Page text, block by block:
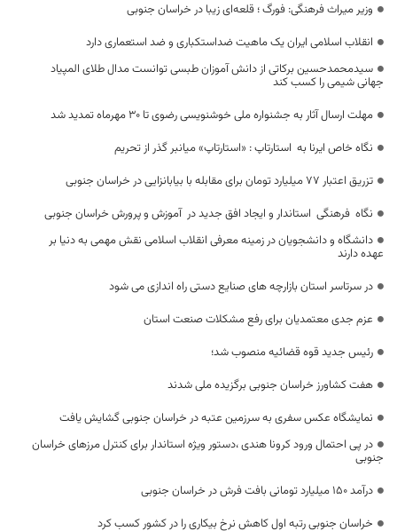
وزیر میراث فرهنگی: فورگ ؛ قلعه‌ای زیبا در خراسان جنوبی
انقلاب اسلامی ایران یک ماهیت ضداستکباری و ضد استعماری دارد
سیدمحمدحسین برکاتی از دانش آموزان طبسی توانست مدال طلای المپیاد
جهانی شیمی را کسب کند
مهلت ارسال آثار به جشنواره ملی خوشنویسی رضوی تا 30 مهرماه تمدید شد
نگاه خاص ایرنا به استارتاپ : «استارتاپ» میانبر گذر از تحریم
تزریق اعتبار 77 میلیارد تومان برای مقابله با بیابانزایی در خراسان جنوبی
نگاه فرهنگی استاندار و ایجاد افق جدید در آموزش و پرورش خراسان جنوبی
دانشگاه و دانشجویان در زمینه معرفی انقلاب اسلامی نقش مهمی به دنیا بر
عهده دارند
در سرتاسر استان بازارچه های صنایع دستی راه اندازی می شود
عزم جدی معتمدیان برای رفع مشکلات صنعت استان
رئیس جدید قوه قضائیه منصوب شد؛
هفت کشاورز خراسان جنوبی برگزیده ملی شدند
نمایشگاه عکس سفری به سرزمین عتبه در خراسان جنوبی گشایش یافت
در پی احتمال ورود کرونا هندی ،دستور ویژه استاندار برای کنترل مرزهای خراسان
جنوبی
درآمد ۱۵۰ میلیارد تومانی بافت فرش در خراسان جنوبی
خراسان جنوبی رتبه اول کاهش نرخ بیکاری را در کشور کسب کرد